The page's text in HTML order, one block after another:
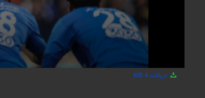
دریافت 4 MB